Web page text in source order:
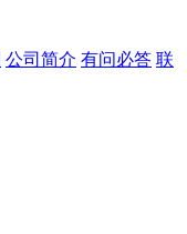
公司简介 有问必答 联